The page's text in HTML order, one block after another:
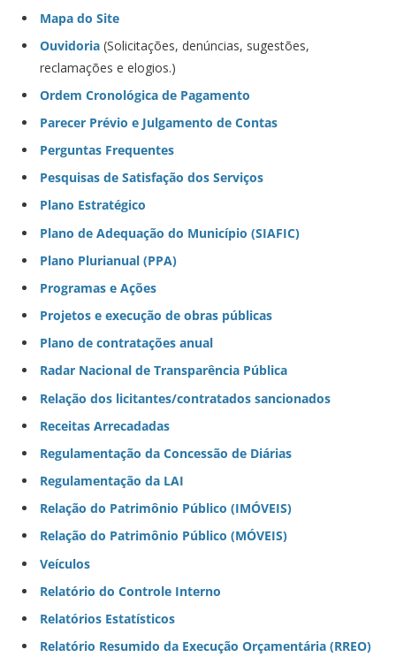
Mapa do Site
Ouvidoria (Solicitações, denúncias, sugestões,
reclamações e elogios.)
Ordem Cronológica de Pagamento
Parecer Prévio e Julgamento de Contas
Perguntas Frequentes
Pesquisas de Satisfação dos Serviços
Plano Estratégico
Plano de Adequação do Município (SIAFIC)
Plano Plurianual (PPA)
Programas e Ações
Projetos e execução de obras públicas
Plano de contratações anual
Radar Nacional de Transparência Pública
Relação dos licitantes/contratados sancionados
Receitas Arrecadadas
Regulamentação da Concessão de Diárias
Regulamentação da LAI
Relação do Patrimônio Público (IMÓVEIS)
Relação do Patrimônio Público (MÓVEIS)
Veículos
Relatório do Controle Interno
Relatórios Estatísticos
Relatório Resumido da Execução Orçamentária (RREO)